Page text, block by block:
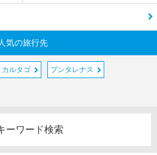
人気の旅行先
カルタゴ プンタレナス
ーワード検索